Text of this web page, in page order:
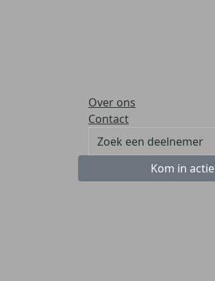
Over ons
Contact
Kom in actie